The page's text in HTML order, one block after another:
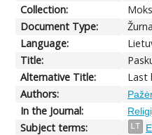
Collection:
Document Type:
Language:
Title:
Alternative Title:
Last
Authors:
In the Journal:
Subject terms:
LT